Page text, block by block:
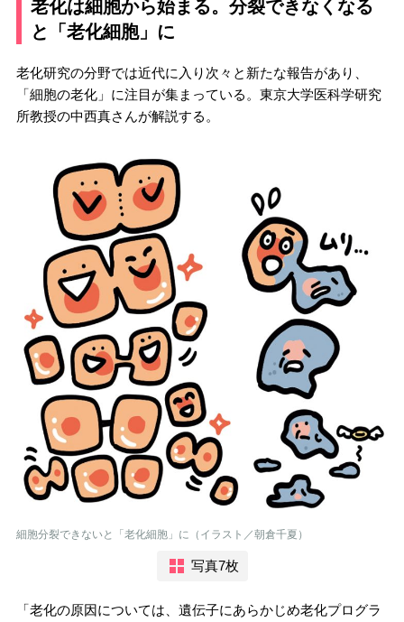
老化は細胞から始まる。分裂できなくなる
と「老化細胞」に
老化研究の分野では近代に入り次々と新たな報告があり、
「細胞の老化」に注目が集まっている。東京大学医科学研究
所教授の中西真さんが解説する。
細胞分裂できないと「老化細胞」に（イラスト／朝倉千夏）
写真7枚
「老化の原因については、遺伝子にあらかじめ老化プログラ